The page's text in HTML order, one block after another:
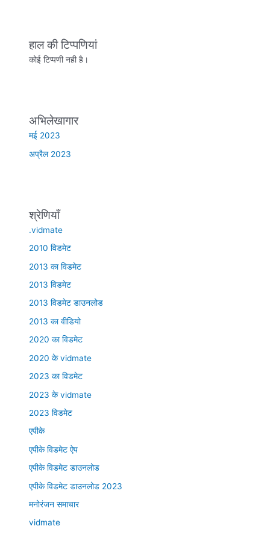
हाल की टिप्पणियां
कोई टिप्पणी नही है।
अभिलेखागार
मई 2023
अप्रैल 2023
श्रेणियाँ
.vidmate
2010 विडमेट
2013 का विडमेट
2013 विडमेट
2013 विडमेट डाउनलोड
2013 का वीडियो
2020 का विडमेट
2020 के vidmate
2023 का विडमेट
2023 के vidmate
2023 विडमेट
एपीके
एपीके विडमेट ऐप
एपीके विडमेट डाउनलोड
एपीके विडमेट डाउनलोड 2023
मनोरंजन समाचार
vidmate